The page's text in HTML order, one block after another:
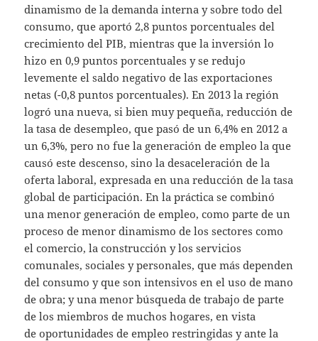
dinamismo de la demanda interna y sobre todo del
consumo, que aportó 2,8 puntos porcentuales del
crecimiento del PIB, mientras que la inversión lo
hizo en 0,9 puntos porcentuales y se redujo
levemente el saldo negativo de las exportaciones
netas (-0,8 puntos porcentuales). En 2013 la región
logró una nueva, si bien muy pequeña, reducción de
la tasa de desempleo, que pasó de un 6,4% en 2012 a
un 6,3%, pero no fue la generación de empleo la que
causó este descenso, sino la desaceleración de la
oferta laboral, expresada en una reducción de la tasa
global de participación. En la práctica se combinó
una menor generación de empleo, como parte de un
proceso de menor dinamismo de los sectores como
el comercio, la construcción y los servicios
comunales, sociales y personales, que más dependen
del consumo y que son intensivos en el uso de mano
de obra; y una menor búsqueda de trabajo de parte
de los miembros de muchos hogares, en vista
de oportunidades de empleo restringidas y ante la